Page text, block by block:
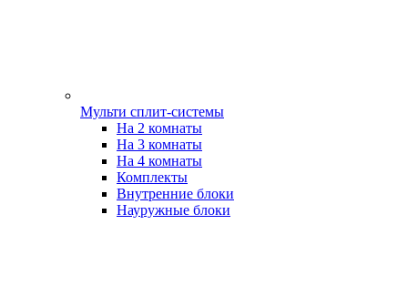
Мульти сплит-системы
На 2 комнаты
На 3 комнаты
На 4 комнаты
Комплекты
Внутренние блоки
Науружные блоки